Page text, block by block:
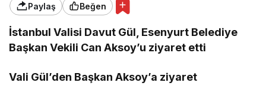
Paylaş Beğen
İstanbul Valisi Davut Gül, Esenyurt Belediye
Başkan Vekili Can Aksoy’u ziyaret etti
Vali Gül’den Başkan Aksoy’a ziyaret